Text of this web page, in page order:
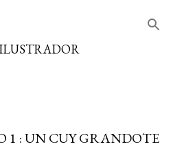
1 : UN CUY GRANDOTE